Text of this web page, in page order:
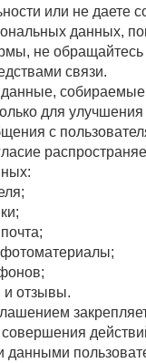
или не даете
данных,
не обращайтесь
связи.
собираемые
для
с
и отзывы.
данными